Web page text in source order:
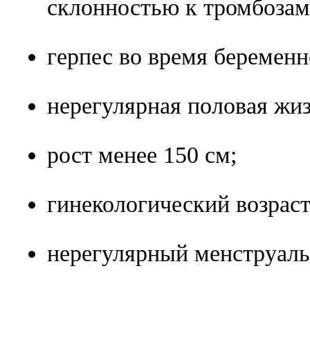
склонностью к
герпес во время
нерегулярная половая
рост менее 150 см;
гинекологический
нерегулярный